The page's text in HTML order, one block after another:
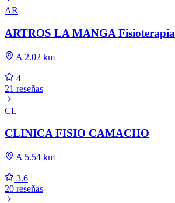
AR
ARTROS LA MANGA Fisioterapia
A 2.02 km
4
21 reseñas
CL
CLINICA FISIO CAMACHO
A 5.54 km
3.6
20 reseñas